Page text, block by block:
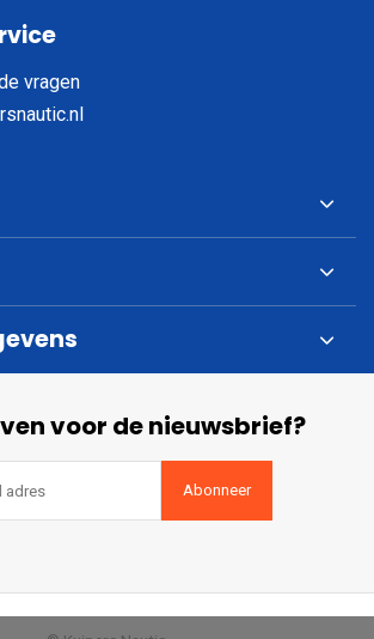
vragen
voor de nieuwsbrief?
Abonneer